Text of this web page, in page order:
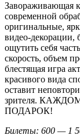
Завораживающая
современной
оригинальные,
видео-декорации,
ощутить себя
скорость, объем
блестящая игра
красивого вида
оставит
зрителя.
ПОДАРОК!
Билеты: 600 — 1